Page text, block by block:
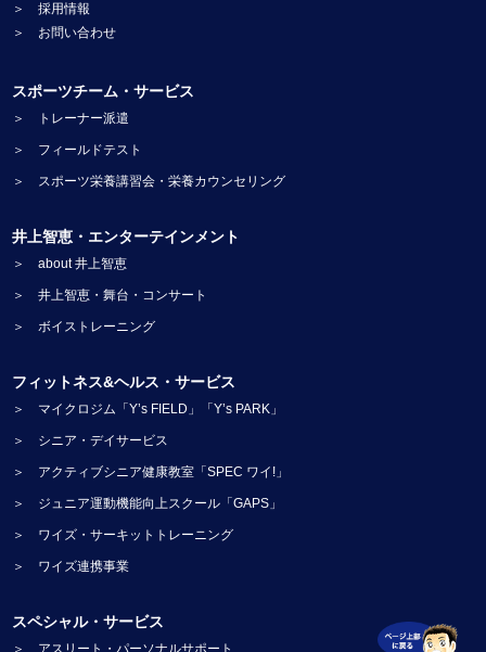
＞ 採用情報
＞ お問い合わせ
スポーツチーム・サービス
＞ トレーナー派遣
＞ フィールドテスト
＞ スポーツ栄養講習会・栄養カウンセリング
井上智恵・エンターテインメント
＞ about 井上智恵
＞ 井上智恵・舞台・コンサート
＞ ボイストレーニング
フィットネス&ヘルス・サービス
＞ マイクロジム「Y’s FIELD」「Y’s PARK」
＞ シニア・デイサービス
＞ アクティブシニア健康教室「SPEC ワイ!」
＞ ジュニア運動機能向上スクール「GAPS」
＞ ワイズ・サーキットトレーニング
＞ ワイズ連携事業
スペシャル・サービス
＞ アスリート・パーソナルサポート